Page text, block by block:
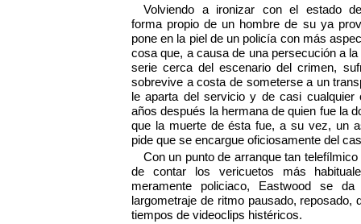
Volviendo a ironizar con el estado de
forma propio de un hombre de su ya
pone en la piel de un policía con más
cosa que, a causa de una persecución a
serie cerca del escenario del crimen,
sobrevive a costa de someterse a un
le aparta del servicio y de casi cualquier
años después la hermana de quien fue la
que la muerte de ésta fue, a su vez, un
pide que se encargue oficiosamente del
Con un punto de arranque tan
de contar los vericuetos más
meramente policiaco, Eastwood se
largometraje de ritmo pausado, reposado,
tiempos de videoclips histéricos.